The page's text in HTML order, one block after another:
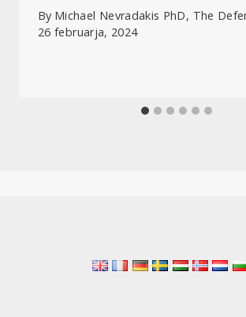
By Michael Nevradakis PhD, The
26 februarja, 2024